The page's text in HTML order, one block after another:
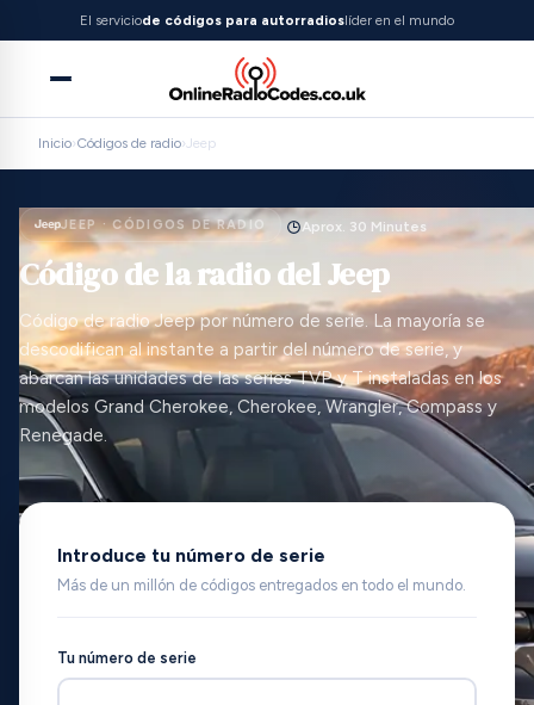
El serviciode códigos para autorradioslíder en el mundo
Inicio›Códigos de radio›Jeep
JEEP · CÓDIGOS DE RADIO Aprox. 30 Minutes
Código de la radio del Jeep
Código de radio Jeep por número de serie. La mayoría se
descodifican al instante a partir del número de serie, y
abarcan las unidades de las series TVP y T instaladas en los
modelos Grand Cherokee, Cherokee, Wrangler, Compass y
Renegade.
Introduce tu número de serie
Más de un millón de códigos entregados en todo el mundo.
Tu número de serie